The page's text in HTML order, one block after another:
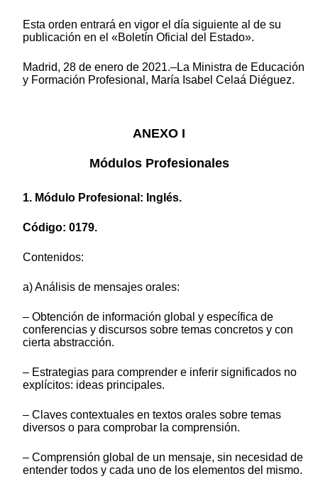
Esta orden entrará en vigor el día siguiente al de su
publicación en el «Boletín Oficial del Estado».
Madrid, 28 de enero de 2021.–La Ministra de Educación
y Formación Profesional, María Isabel Celaá Diéguez.
ANEXO I
Módulos Profesionales
1. Módulo Profesional: Inglés.
Código: 0179.
Contenidos:
a) Análisis de mensajes orales:
– Obtención de información global y específica de
conferencias y discursos sobre temas concretos y con
cierta abstracción.
– Estrategias para comprender e inferir significados no
explícitos: ideas principales.
– Claves contextuales en textos orales sobre temas
diversos o para comprobar la comprensión.
– Comprensión global de un mensaje, sin necesidad de
entender todos y cada uno de los elementos del mismo.